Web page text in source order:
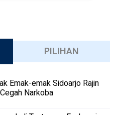
PILIHAN
Emak-emak Sidoarjo Rajin
Narkoba